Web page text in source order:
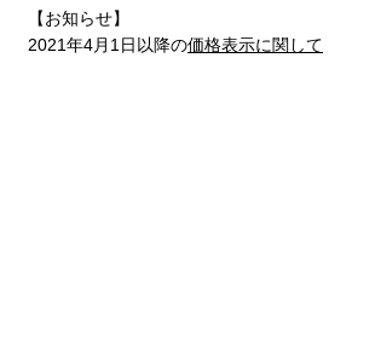
【お知らせ】
2021年4月1日以降の価格表示に関して